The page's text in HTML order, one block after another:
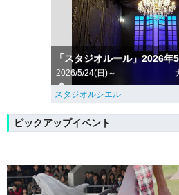
「スタジオルール」2026年
2026/5/24(日)～
スタジオルシエル
ピックアップイベント